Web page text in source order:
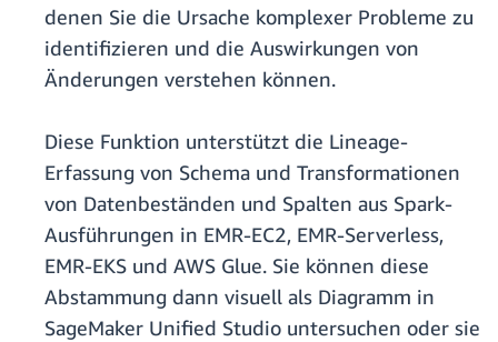
denen Sie die Ursache komplexer Probleme zu
identifizieren und die Auswirkungen von
Änderungen verstehen können.
Diese Funktion unterstützt die Lineage-
Erfassung von Schema und Transformationen
von Datenbeständen und Spalten aus Spark-
Ausführungen in EMR-EC2, EMR-Serverless,
EMR-EKS und AWS Glue. Sie können diese
Abstammung dann visuell als Diagramm in
SageMaker Unified Studio untersuchen oder sie